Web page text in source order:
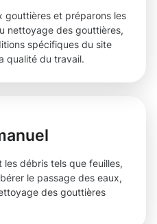
gouttières et préparons les
nettoyage des gouttières,
spécifiques du site
qualité du travail.
les débris tels que feuilles,
le passage des eaux,
des gouttières